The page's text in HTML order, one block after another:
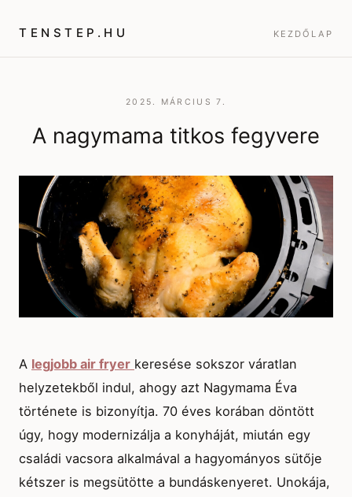
TENSTEP.HU KEZDŐLAP
2025. MÁRCIUS 7.
A nagymama titkos fegyvere
A legjobb air fryer keresése sokszor váratlan
helyzetekből indul, ahogy azt Nagymama Éva
története is bizonyítja. 70 éves korában döntött
úgy, hogy modernizálja a konyháját, miután egy
családi vacsora alkalmával a hagyományos sütője
kétszer is megsütötte a bundáskenyeret. Unokája,